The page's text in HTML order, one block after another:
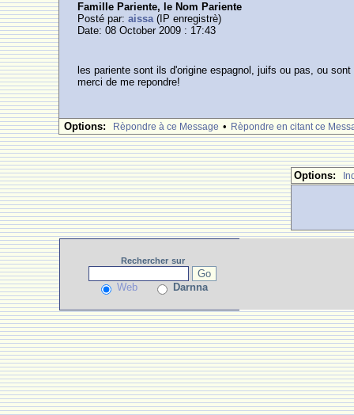
Famille Pariente, le Nom Pariente
Posté par:aissa(IP enregistrè)
Date: 08 October 2009 : 17:43
les pariente sont ils d'origine espagnol, juifs ou pas, ou
merci de me repondre!
Options: Rèpondre à ce Message • Rèpondre en citant ce
Options:
Rechercher sur
Web Darnna